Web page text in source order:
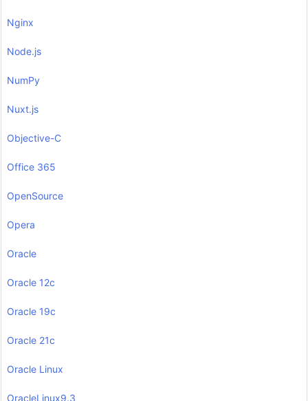
Nginx
Node.js
NumPy
Nuxt.js
Objective-C
Office 365
OpenSource
Opera
Oracle
Oracle 12c
Oracle 19c
Oracle 21c
Oracle Linux
OracleLinux9.3